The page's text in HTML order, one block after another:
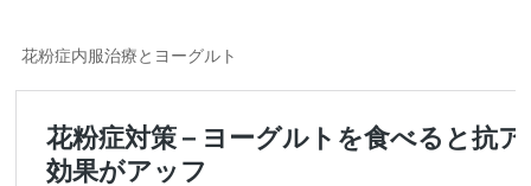
花粉症内服治療とヨーグルト